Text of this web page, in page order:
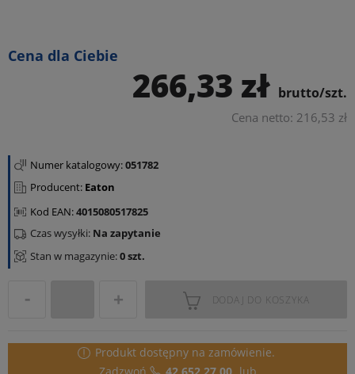
Cena dla Ciebie
266,33 zł brutto/szt.
Cena netto: 216,53 zł
Numer katalogowy:051782
Producent: Eaton
Kod EAN:4015080517825
Stan w magazynie:0 szt.
Czas wysyłki: Na zapytanie
DODAJ DO KOSZYKA
Produkt dostępny na zamówienie.